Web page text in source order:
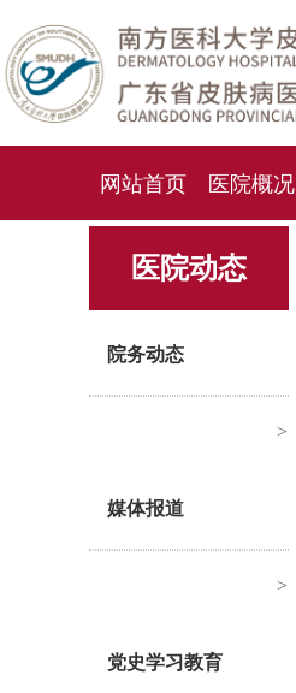
网站首页 医院概况
化妆品检测中心
医院动态
院务动态
>
媒体报道
>
党史学习教育